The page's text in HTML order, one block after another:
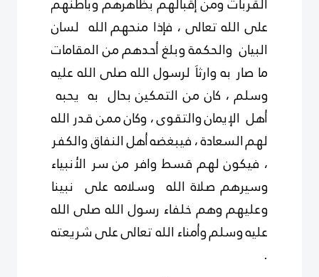
على الله تعالى ، فإذا منحهمالله لسان
البيان والحكمة وبلغ أحدهم من المقامات
ما صار به وارثاَ لرسول اللهصلى الله عليه
وسلم ، كان من التمكين بحال به يحبه
أهل الإيمان والتقوى ، وكان ممن قدر الله
لهمالسعادة ، فيبغضهأهل النفاق والكفر
، فيكون لهم قسط وافر من سر الأنبياء
وسيرهم صلاة الله وسلامه على نبينا
وعليهم وهم خلفاء رسول الله صلى الله
عليه وسلم وأمناء الله تعالى على شريعته
.